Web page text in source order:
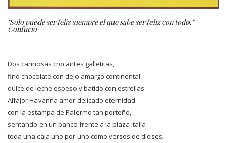
"Solo puede ser feliz siempre el que sabe ser feliz con todo."
Confucio
Dos cariñosas crocantes galletitas,
fino chocolate con dejo amargo continental
dulce de leche espeso y batido con estrellas.
Alfajor Havanna amor delicado eternidad
con la estampa de Palermo tan porteño,
sentando en un banco frente a la plaza Italia
toda una caja uno por uno como versos de dioses,